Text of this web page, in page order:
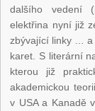
dalšího vedení
elektřina nyní již
zbývající linky … a
karet. S literární
kterou již
akademickou
v USA a Kanadě